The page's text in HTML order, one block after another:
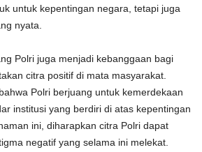
untuk kepentingan negara, tetapi juga
nyata.
Polri juga menjadi kebanggaan bagi
citra positif di mata masyarakat.
Polri berjuang untuk kemerdekaan
institusi yang berdiri di atas kepentingan
ini, diharapkan citra Polri dapat
negatif yang selama ini melekat.